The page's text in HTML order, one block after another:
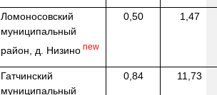
Ломоносовский
муниципальный
район, д. Низино new
0,50 1,47
Гатчинский
муниципальный
0,84 11,73